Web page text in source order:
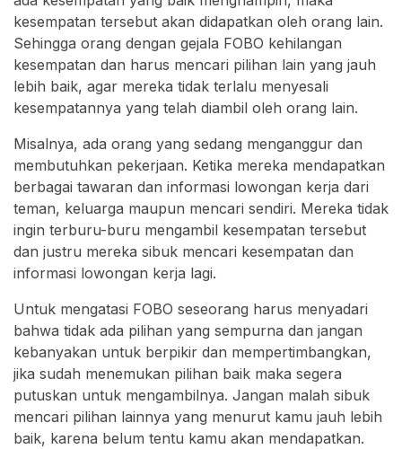
kesempatan tersebut akan didapatkan oleh orang lain.
Sehingga orang dengan gejala FOBO kehilangan
kesempatan dan harus mencari pilihan lain yang jauh
lebih baik, agar mereka tidak terlalu menyesali
kesempatannya yang telah diambil oleh orang lain.
Misalnya, ada orang yang sedang menganggur dan
membutuhkan pekerjaan. Ketika mereka mendapatkan
berbagai tawaran dan informasi lowongan kerja dari
teman, keluarga maupun mencari sendiri. Mereka tidak
ingin terburu-buru mengambil kesempatan tersebut
dan justru mereka sibuk mencari kesempatan dan
informasi lowongan kerja lagi.
Untuk mengatasi FOBO seseorang harus menyadari
bahwa tidak ada pilihan yang sempurna dan jangan
kebanyakan untuk berpikir dan mempertimbangkan,
jika sudah menemukan pilihan baik maka segera
putuskan untuk mengambilnya. Jangan malah sibuk
mencari pilihan lainnya yang menurut kamu jauh lebih
baik, karena belum tentu kamu akan mendapatkan.